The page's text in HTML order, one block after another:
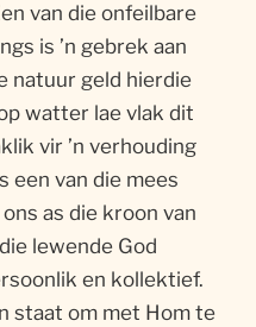
van die onfeilbare
is ’n gebrek aan
natuur geld hierdie
watter lae vlak dit
vir ’n verhouding
een van die mees
as die kroon van
lewende God
en kollektief.
staat om met Hom te